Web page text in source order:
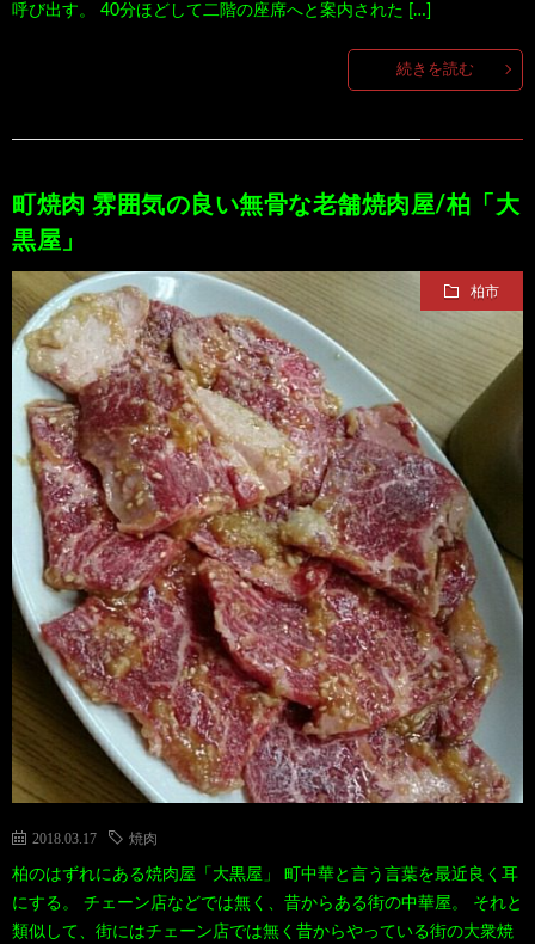
呼び出す。 40分ほどして二階の座席へと案内された […]
続きを読む
町焼肉 雰囲気の良い無骨な老舗焼肉屋/柏「大
黒屋」
柏市
2018.03.17 焼肉
柏のはずれにある焼肉屋「大黒屋」 町中華と言う言葉を最近良く耳
にする。 チェーン店などでは無く、昔からある街の中華屋。 それと
類似して、街にはチェーン店では無く昔からやっている街の大衆焼